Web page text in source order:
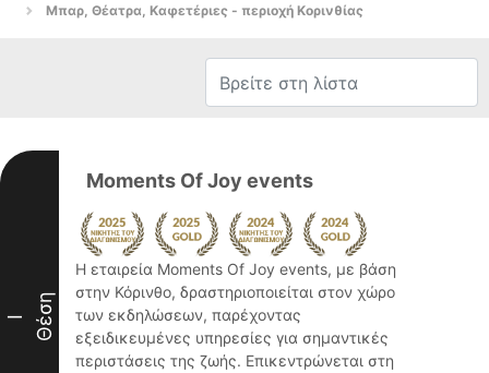
Μπαρ, Θέατρα, Καφετέριες - περιοχή Κορινθίας
I Θέση
Moments Of Joy events
Η εταιρεία Moments Of Joy events, με βάση
στην Κόρινθο, δραστηριοποιείται στον χώρο
των εκδηλώσεων, παρέχοντας
εξειδικευμένες υπηρεσίες για σημαντικές
περιστάσεις της ζωής. Επικεντρώνεται στη